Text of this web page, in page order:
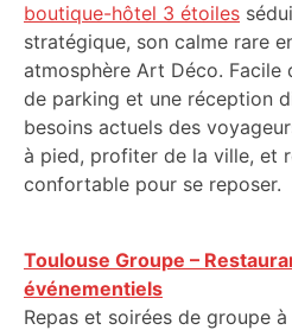
boutique-hôtel 3 étoiles
stratégique, son calme rare
atmosphère Art Déco. Facile
de parking et une réception
besoins actuels des
à pied, profiter de la ville, et
confortable pour se reposer.
Toulouse Groupe –
événementiels
Repas et soirées de groupe